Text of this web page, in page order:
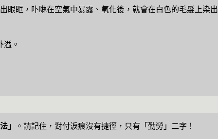
眼眶，卟啉在空氣中暴露、氧化後，就會在白色的毛髮上染出
溢。
」 。請記住，對付淚痕沒有捷徑，只有「勤勞」二字！